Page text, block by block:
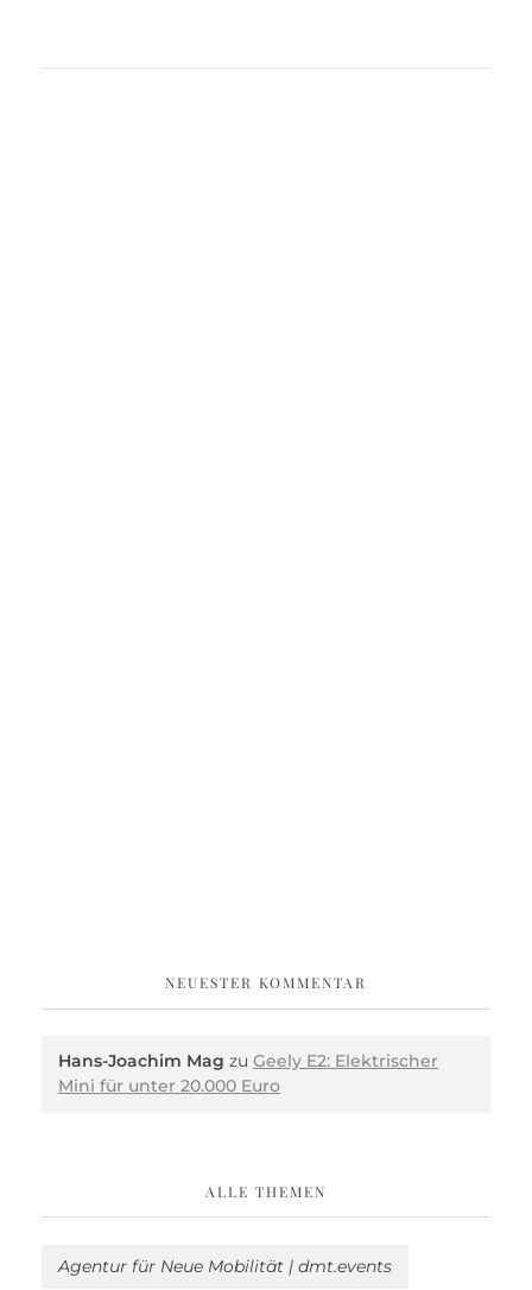
NEUESTER KOMMENTAR
Hans-Joachim Mag zu Geely E2: Elektrischer
Mini für unter 20.000 Euro
ALLE THEMEN
Agentur für Neue Mobilität | dmt.events